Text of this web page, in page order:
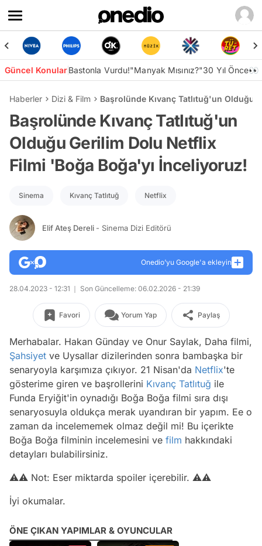
Güncel KonularBastonla Vurdu!"Manyak Mısınız?"30 Yıl Önce👀
Haberler Dizi & Film Başrolünde Kıvanç Tatlıtuğ'un
Başrolünde Kıvanç Tatlıtuğ'un
Olduğu Gerilim Dolu Netflix
Filmi 'Boğa Boğa'yı İnceliyoruz!
Sinema Kıvanç Tatlıtuğ Netflix
Elif Ateş Dereli - Sinema Dizi Editörü
Onedio’yu Google'a ekleyin
28.04.2023 - 12:31 Son Güncelleme: 06.02.2026 - 21:39
Favori Yorum Yap Paylaş
Merhabalar. Hakan Günday ve Onur Saylak, Daha filmi,
Şahsiyet ve Uysallar dizilerinden sonra bambaşka bir
senaryoyla karşımıza çıkıyor. 21 Nisan'da Netflix'te
gösterime giren ve başrollerini Kıvanç Tatlıtuğ ile
Funda Eryiğit'in oynadığı Boğa Boğa filmi sıra dışı
senaryosuyla oldukça merak uyandıran bir yapım. Ee o
zaman da incelememek olmaz değil mi! Bu içerikte
Boğa Boğa filminin incelemesini ve film hakkındaki
detayları bulabilirsiniz.
⚠️⚠️ Not: Eser miktarda spoiler içerebilir. ⚠️⚠️
İyi okumalar.
ÖNE ÇIKAN YAPIMLAR & OYUNCULAR